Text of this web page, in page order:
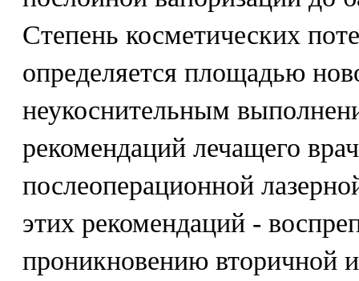
Степень косметических
определяется площадью
неукоснительным
рекомендаций лечащего
послеоперационной
этих рекомендаций -
проникновению вторичной